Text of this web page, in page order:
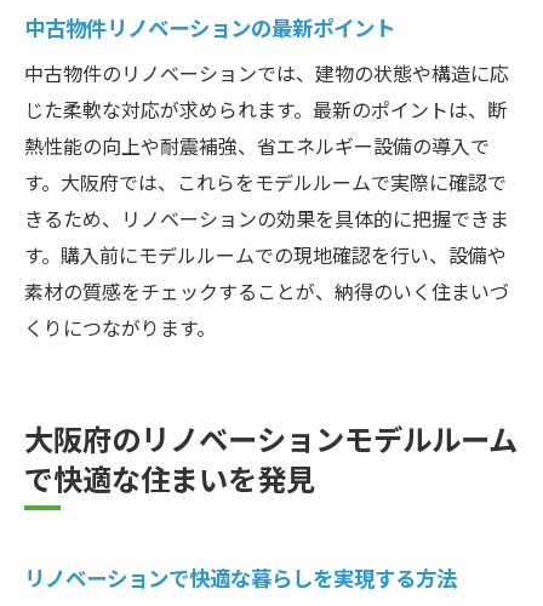
中古物件リノベーションの最新ポイント
中古物件のリノベーションでは、建物の状態や構造に応
じた柔軟な対応が求められます。最新のポイントは、断
熱性能の向上や耐震補強、省エネルギー設備の導入で
す。大阪府では、これらをモデルルームで実際に確認で
きるため、リノベーションの効果を具体的に把握できま
す。購入前にモデルルームでの現地確認を行い、設備や
素材の質感をチェックすることが、納得のいく住まいづ
くりにつながります。
大阪府のリノベーションモデルルーム
で快適な住まいを発見
リノベーションで快適な暮らしを実現する方法